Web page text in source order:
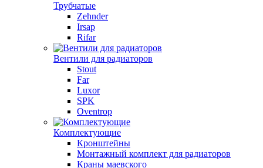
Трубчатые
Zehnder
Irsap
Rifar
Вентили для радиаторов
Stout
Far
Luxor
SPK
Oventrop
Комплектующие
Кронштейны
Монтажный комплект для радиаторов
Краны маевского